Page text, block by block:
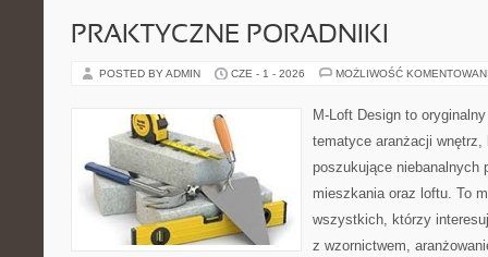
PRAKTYCZNE PORADNIKI
POSTED BY ADMIN CZE - 1 - 2026 MOŻLIWOŚĆ
M-Loft Design to
tematyce aranżacji
poszukujące niebanalnych
mieszkania oraz loftu. To
wszystkich, którzy
z wzornictwem,